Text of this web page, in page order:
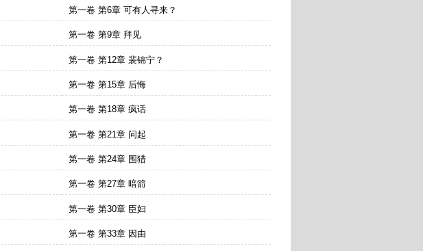
第一卷 第6章 可有人寻来？
第一卷 第9章 拜见
第一卷 第12章 裴锦宁？
第一卷 第15章 后悔
第一卷 第18章 疯话
第一卷 第21章 问起
第一卷 第24章 围猎
第一卷 第27章 暗箭
第一卷 第30章 臣妇
第一卷 第33章 因由